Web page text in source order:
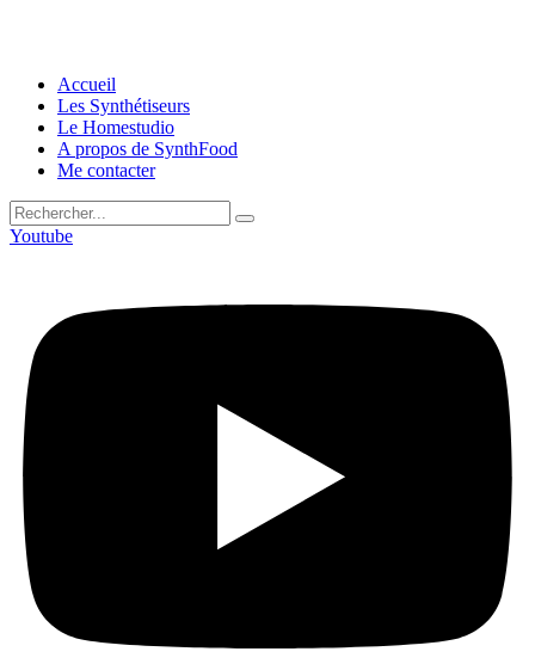
Accueil
Les Synthétiseurs
Le Homestudio
A propos de SynthFood
Me contacter
Youtube